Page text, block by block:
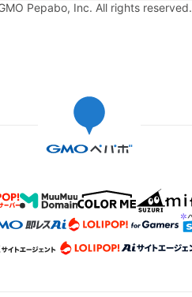
Pepabo, Inc. All rights reserved.